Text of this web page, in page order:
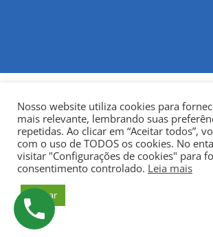
© Copyright 2022Fundação Municipal
da Cidade de União da Vitória –
Nosso website utiliza cookies para
mais relevante, lembrando suas
repetidas. Ao clicar em “Aceitar todos”,
com o uso de TODOS os cookies. No
visitar "Configurações de cookies" para
consentimento controlado. Leia mais
Aceitar